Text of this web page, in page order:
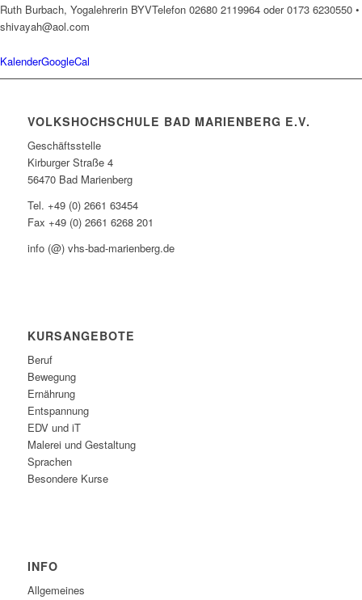
Ruth Burbach, Yogalehrerin BYVTelefon 02680 2119964 oder 0173 6230550 •
shivayah@aol.com
KalenderGoogleCal
VOLKSHOCHSCHULE BAD MARIENBERG E.V.
Geschäftsstelle
Kirburger Straße 4
56470 Bad Marienberg
Tel. +49 (0) 2661 63454
Fax +49 (0) 2661 6268 201
info (@) vhs-bad-marienberg.de
KURSANGEBOTE
Beruf
Bewegung
Ernährung
Entspannung
EDV und iT
Malerei und Gestaltung
Sprachen
Besondere Kurse
INFO
Allgemeines